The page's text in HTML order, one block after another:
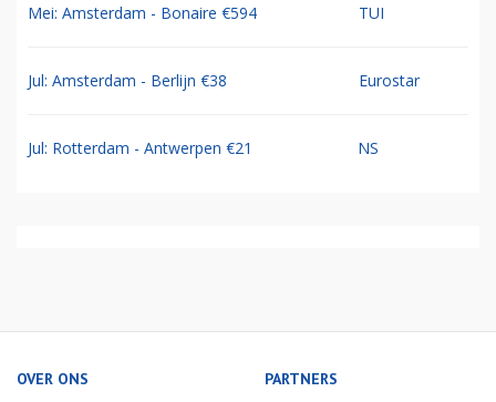
Mei: Amsterdam - Bonaire €594 TUI
Jul: Amsterdam - Berlijn €38 Eurostar
Jul: Rotterdam - Antwerpen €21 NS
OVER ONS PARTNERS